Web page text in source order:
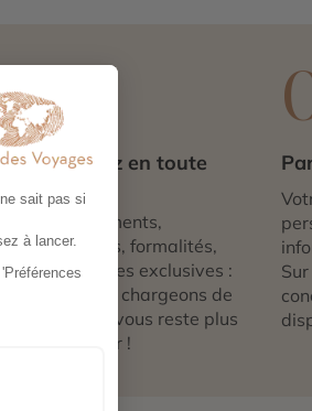
03
Réservez en toute
Hébergements,
transports, formalités,
expériences exclusives :
nous nous chargeons de
tout. Il ne vous reste plus
qu’à partir !